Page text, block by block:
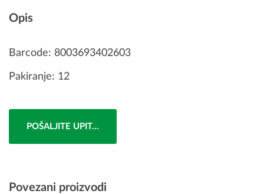
Opis
Barcode: 8003693402603
Pakiranje: 12
POŠALJITE UPIT...
Povezani proizvodi